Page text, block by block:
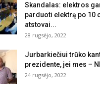
Skandalas: elektros
parduoti elektrą po 10
atstovai...
28 rugsėjo, 2022
Jurbarkiečiui trūko
prezidente, jei mes –
24 rugsėjo, 2022